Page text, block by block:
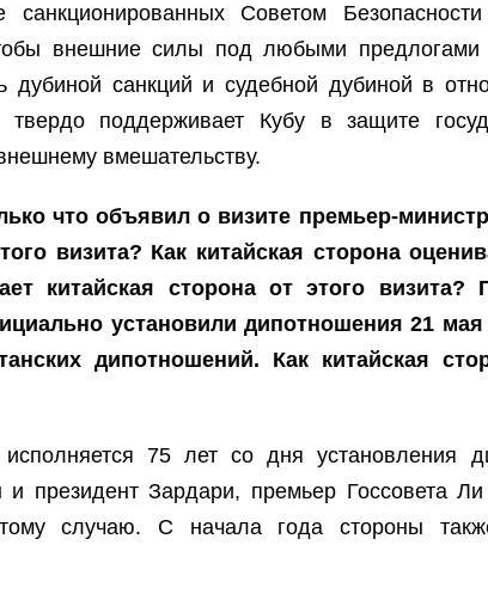
Советом
внешние силы под любыми предлогами
дубиной санкций и судебной дубиной в
поддерживает Кубу в защите
вмешательству.
что объявил о визите премьер-
визита? Как китайская сторона
китайская сторона от этого
установили дипотношения 21 мая
дипотношений. Как китайская
75 лет со дня установления
президент Зардари, премьер Госсовета
случаю. С начала года стороны